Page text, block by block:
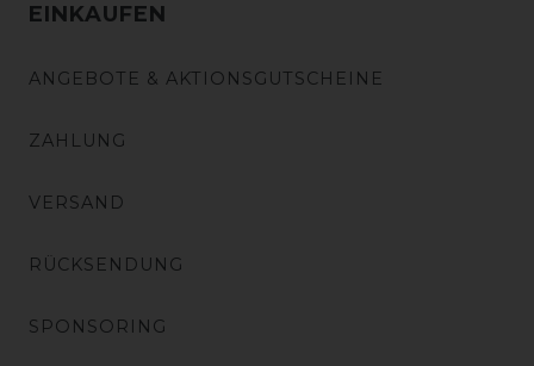
EINKAUFEN
ANGEBOTE & AKTIONSGUTSCHEINE
ZAHLUNG
VERSAND
RÜCKSENDUNG
SPONSORING